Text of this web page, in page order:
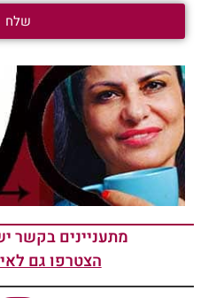
שלח
מתעניינים בקשר
הצטרפו גם